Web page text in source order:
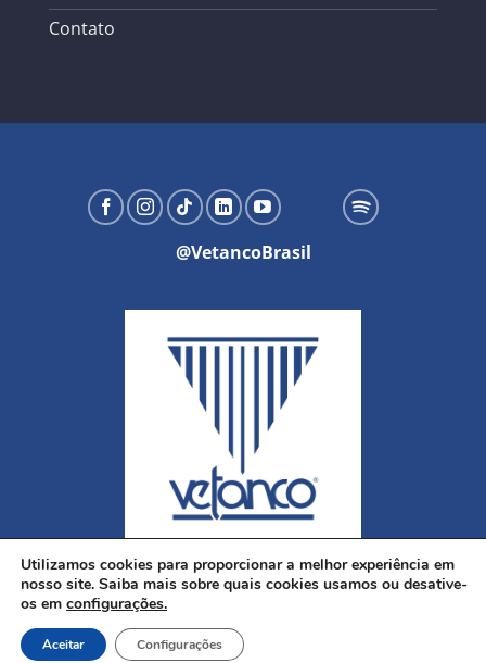
Contato
@VetancoBrasil
Copyright 2026 ©
Utilizamos cookies para proporcionar a melhor experiência em
nosso site. Saiba mais sobre quais cookies usamos ou desative-
os em configurações.
Aceitar Configurações